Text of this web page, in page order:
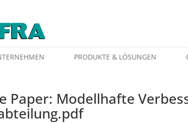
PRODUKTE & LÖSUNGEN
Paper: Modellhafte